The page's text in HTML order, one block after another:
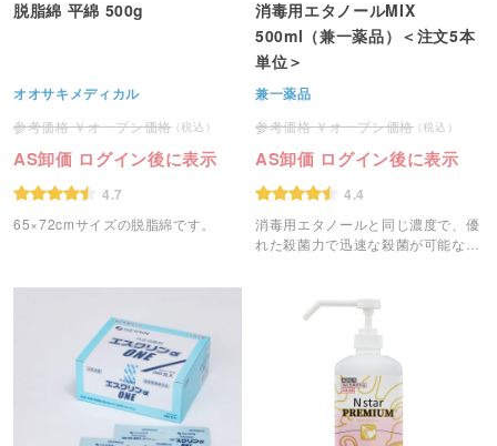
脱脂綿 平綿 500g
オオサキメディカル
オープン価格
AS卸価 ログイン後に表示
4.7
65×72cmサイズの脱脂綿です。
消毒用エタノールMIX
500ml（兼一薬品）＜注文5本
単位＞
兼一薬品
オープン価格
AS卸価 ログイン後に表示
4.4
消毒用エタノールと同じ濃度で、優
れた殺菌力で迅速な殺菌が可能な消